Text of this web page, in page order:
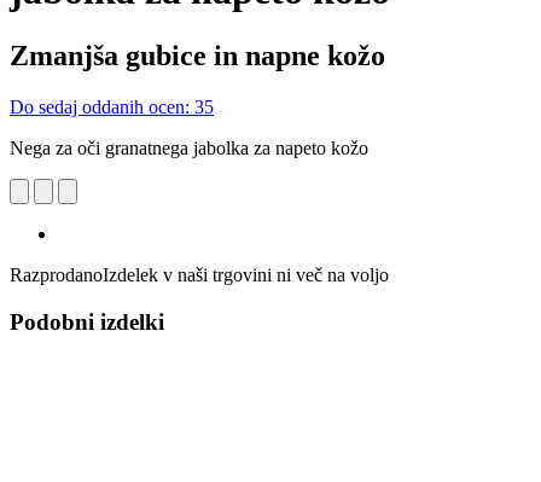
Zmanjša gubice in napne kožo
Do sedaj oddanih ocen: 35
Nega za oči granatnega jabolka za napeto kožo
RazprodanoIzdelek v naši trgovini ni več na voljo
Podobni izdelki